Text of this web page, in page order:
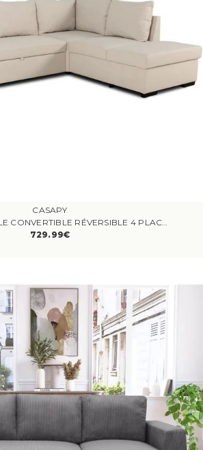
CASAPY
CANAPÉ D'ANGLE CONVERTIBLE RÉVERSIBLE 4 PLACES MITCHELL - TISSU BEIGE - L 247 X P 91 X H 205 CM - COFFRE DE RANGEMENT
729.99€